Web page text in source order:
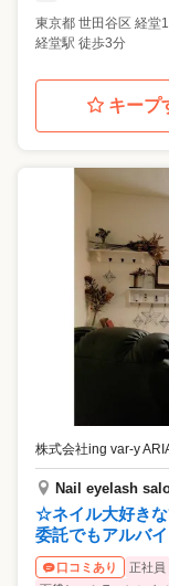
東京都 世田谷区 経堂
経堂駅 徒歩3分
キープ
株式会社ing var-y
Nail eyelash
☆ネイル大好きな
委託でもアルバ
口コミあり 正社員